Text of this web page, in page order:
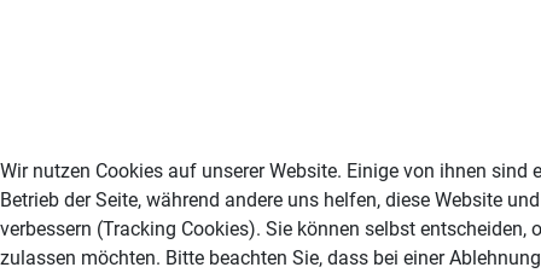
Wir nutzen Cookies auf unserer Website. Einige von ihnen sind
Betrieb der Seite, während andere uns helfen, diese Website
verbessern (Tracking Cookies). Sie können selbst entscheiden,
zulassen möchten. Bitte beachten Sie, dass bei einer